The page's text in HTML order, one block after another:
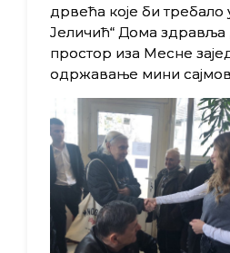
дрвећа које би
Јеличић“ Дома здравља
простор иза Месне
одржавање мини